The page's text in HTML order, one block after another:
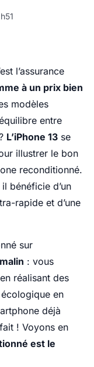
l’assurance
à un prix bien
modèles
entre
L’iPhone 13 se
illustrer le bon
reconditionné.
bénéficie d’un
rapide et d’une
sur
: vous
réalisant des
en
déjà
! Voyons en
est le